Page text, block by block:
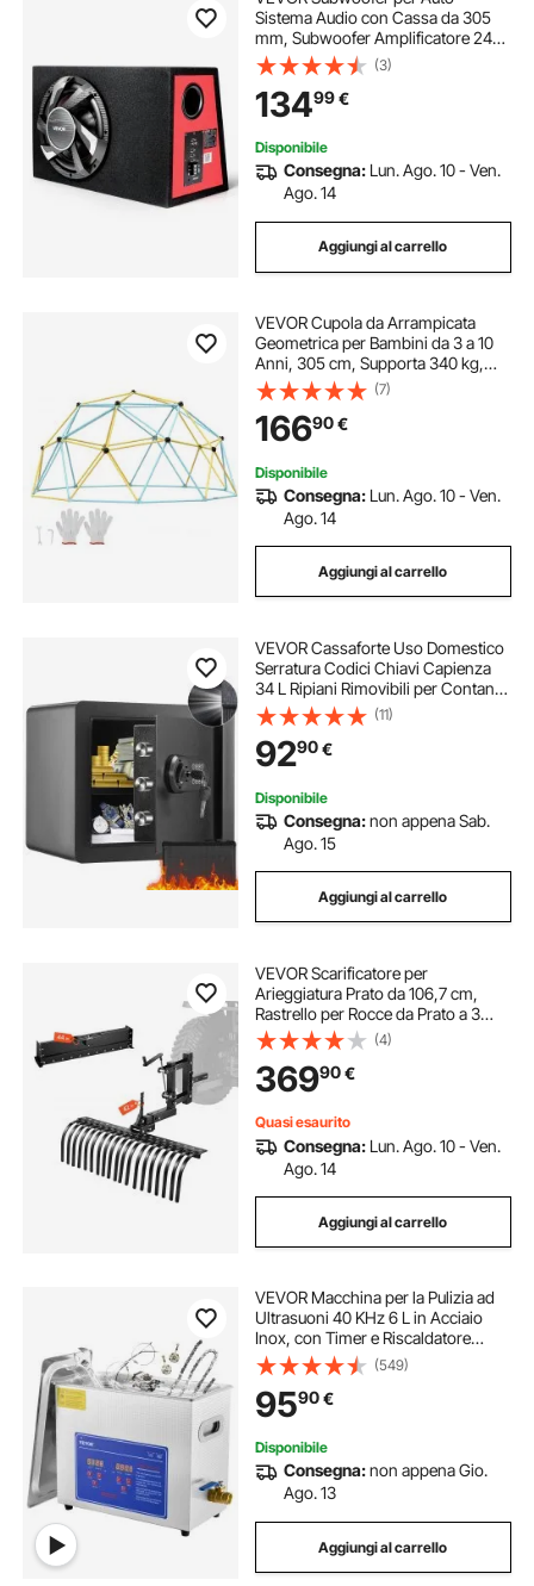
Sistema Audio con Cassa da 305
mm, Subwoofer Amplificatore 245
W RMS Kit di Cablaggio, Pacchetto
Amplificatore Integrato Gamma di
Frequenza 30-150 Hz da Veicoli
SUV Auto
(3)
13499€
Disponibile
Consegna: Lun. Ago. 10 - Ven.
Ago. 14
Aggiungi al carrello
VEVOR Cupola da Arrampicata
Geometrica per Bambini da 3 a 10
Anni, 305 cm, Supporta 340 kg,
con Maniglia da Arrampicata,
Montaggio Facile, Parco Giochi da
Esterno Giardino, Cortile
(7)
16690€
Disponibile
Consegna: Lun. Ago. 10 - Ven.
Ago. 14
Aggiungi al carrello
VEVOR Cassaforte Uso Domestico
Serratura Codici Chiavi Capienza
34 L Ripiani Rimovibili per Contanti
Oro Gioielli Passaporto, Cassetta di
Sicurezza Password Chiavi Luce
LED, Cassaforte Nera 12,3 kg
(11)
9290€
Disponibile
Consegna:non appena Sab.
Ago. 15
Aggiungi al carrello
VEVOR Scarificatore per
Arieggiatura Prato da 106,7 cm,
Rastrello per Rocce da Prato a 3
Punti con Lama e Leva di
Sollevamento, adatto per ATV, UTV
e Trattorini da Giardino di Categoria
1
(4)
36990€
Quasi esaurito
Consegna: Lun. Ago. 10 - Ven.
Ago. 14
Aggiungi al carrello
VEVOR Macchina per la Pulizia ad
Ultrasuoni 40 KHz 6 L in Acciaio
Inox, con Timer e Riscaldatore
Digitale, Pulizia dei Gioielli Occhiali
Strumenti Orologi, per Uso
Domestico Personale Commerciale
(549)
9590€
Disponibile
Consegna:non appena Gio.
Ago. 13
Aggiungi al carrello